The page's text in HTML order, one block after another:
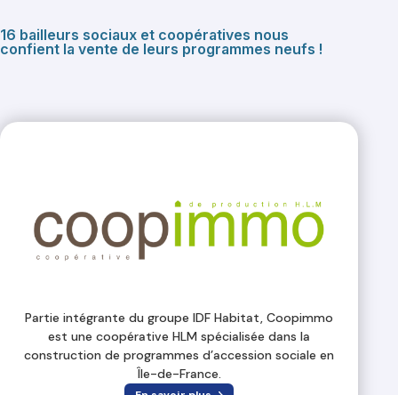
16 bailleurs sociaux et coopératives nous
confient la vente de leurs programmes neufs !
Partie intégrante du groupe IDF Habitat, Coopimmo
est une coopérative HLM spécialisée dans la
construction de programmes d’accession sociale en
Île-de-France.